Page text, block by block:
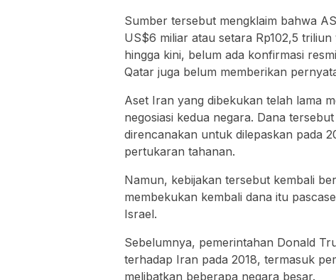
Sumber tersebut mengklaim bahwa
US$6 miliar atau setara Rp102,5
hingga kini, belum ada konfirmasi
Qatar juga belum memberikan
Aset Iran yang dibekukan telah lama
negosiasi kedua negara. Dana
direncanakan untuk dilepaskan pada
pertukaran tahanan.
Namun, kebijakan tersebut kembali
membekukan kembali dana itu
Israel.
Sebelumnya, pemerintahan Donald
terhadap Iran pada 2018, termasuk
melibatkan beberapa negara besar.